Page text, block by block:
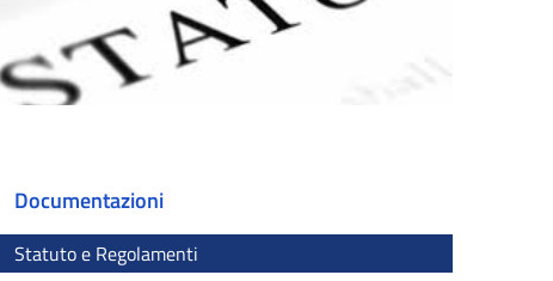
Documentazioni
Statuto e Regolamenti